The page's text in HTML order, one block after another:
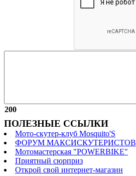
200
ПОЛЕЗНЫЕ ССЫЛКИ
Мото-скутер-клуб Mosquito'S
ФОРУМ МАКСИСКУТЕРИСТОВ
Мотомастерская "POWERBIKE"
Приятный сюрприз
Открой свой интернет-магазин